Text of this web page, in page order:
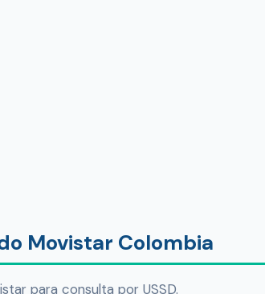
Movistar Colombia
para consulta por USSD.